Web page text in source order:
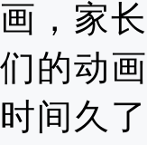
画，家
们的动
时间久